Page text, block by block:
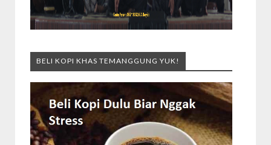
BELI KOPI KHAS TEMANGGUNG YUK!